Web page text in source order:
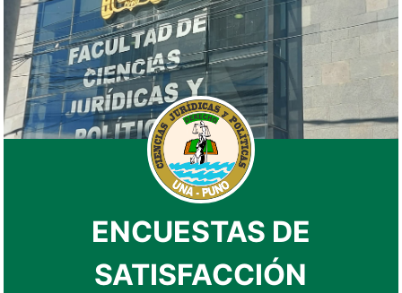
ENCUESTAS DE
SATISFACCIÓN